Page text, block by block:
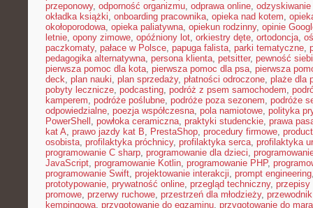
przeponowy, odporność organizmu, odprawa online,
okładka książki, onboarding pracownika, opieka nad kotem,
okołoporodowa, opieka paliatywna, opiekun rodzinny, opinie
letnie, opony zimowe, opóźniony lot, orkiestry dęte, ortodoncja,
paczkomaty, pałace w Polsce, papuga falista, parki tematyczne,
pedagogika alternatywna, persona klienta, petsitter, pewność
pierwsza pomoc dla kota, pierwsza pomoc dla psa, pierwsza
deck, plan nauki, plan sprzedaży, płatności odroczone, plaże dla
pobyty lecznicze, podcasting, podróż z psem samochodem,
kamperem, podróże poślubne, podróże poza sezonem, podróże
odpowiedzialne, poezja współczesna, pola namiotowe, polityka
PowerShell , powłoka ceramiczna, praktyki studenckie, prawa
kat A, prawo jazdy kat B, PrestaShop, procedury firmowe,
osobista, profilaktyka próchnicy, profilaktyka serca, profilaktyka
programowanie C sharp, programowanie dla dzieci,
JavaScript, programowanie Kotlin, programowanie PHP,
programowanie Swift, projektowanie interakcji, prompt engineering
prototypowanie, prywatność online, przegląd techniczny, przepisy
promowe, przerwy ruchowe, przestrzeń dla młodzieży,
kempingowa, przygotowanie do egzaminu, przygotowanie do